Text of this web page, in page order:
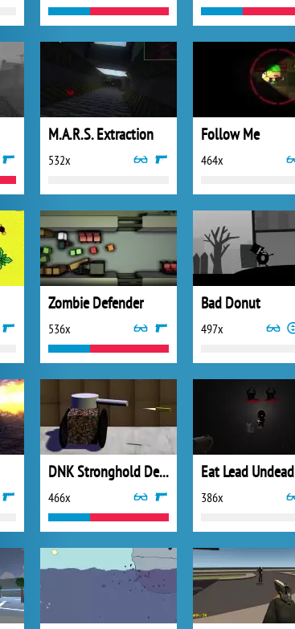
M.A.R.S. Extraction
532x
Follow Me
464x
Zombie Defender
536x
Bad Donut
497x
DNK Stronghold Defence
466x
Eat Lead Undead
386x